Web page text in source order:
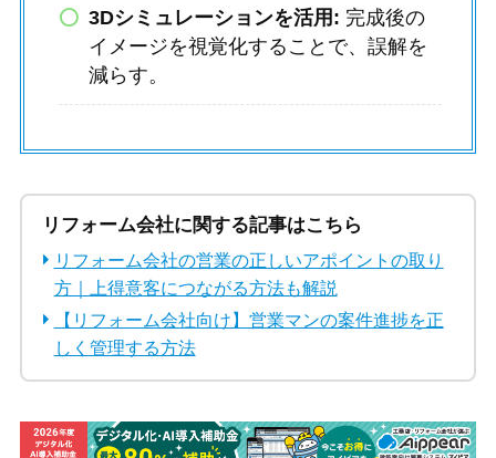
3Dシミュレーションを活用: 完成後の
イメージを視覚化することで、誤解を
減らす。
リフォーム会社に関する記事はこちら
リフォーム会社の営業の正しいアポイントの取り
方｜上得意客につながる方法も解説
【リフォーム会社向け】営業マンの案件進捗を正
しく管理する方法